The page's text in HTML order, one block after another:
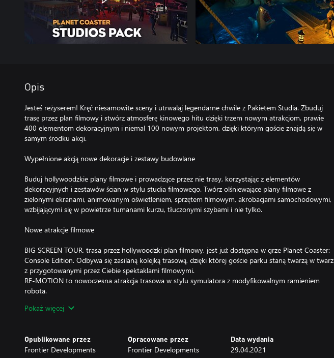
Opis
Jesteś reżyserem! Kręć niesamowite sceny i utrwalaj legendarne chwile z Pakietem Studia. Zbuduj
trasę przez plan filmowy i stwórz atmosferę kinowego hitu dzięki trzem nowym atrakcjom, prawie
400 elementom dekoracyjnym i niemal 100 nowym projektom, dzięki którym goście znajdą się w
samym środku akcji.
Wypełnione akcją nowe dekoracje i zestawy budowlane
Buduj hollywoodzkie plany filmowe i prowadzące przez nie trasy, korzystając z elementów
dekoracyjnych i zestawów ścian w stylu studia filmowego. Twórz olśniewające plany filmowe z
zielonymi ekranami, animowanym oświetleniem, sprzętem filmowym, akrobacjami samochodowymi,
wzbijającymi się w powietrze tumanami kurzu, tłuczonymi szybami i nie tylko.
Nowe atrakcje filmowe
BIG SCREEN TOUR, trasa przez hollywoodzki plan filmowy, jest już dostępna w grze Planet Coaster:
Console Edition. Odbywa się zasilaną kolejką trasową, dzięki której goście parku staną twarzą w twarz
z przygotowanymi przez Ciebie spektaklami filmowymi.
RE-MOTION to nowoczesna atrakcja trasowa w stylu symulatora z modyfikowalnym ramieniem
robota.
nieustraszonych gości.
Dźwięk rodem z filmów
Pokaż więcej
Opublikowane przez
Frontier Developments
Opracowane przez
Frontier Developments
Data wydania
29.04.2021